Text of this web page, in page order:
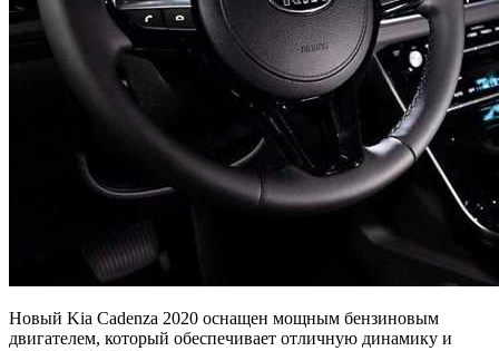
Новый Kia Cadenza 2020 оснащен мощным бензиновым
двигателем, который обеспечивает отличную динамику и